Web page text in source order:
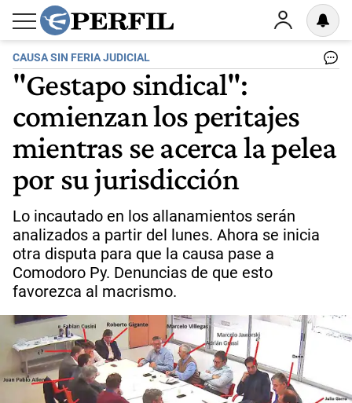
CAUSA SIN FERIA JUDICIAL
"Gestapo sindical":
comienzan los peritajes
mientras se acerca la pelea
por su jurisdicción
Lo incautado en los allanamientos serán
analizados a partir del lunes. Ahora se inicia
otra disputa para que la causa pase a
Comodoro Py. Denuncias de que esto
favorezca al macrismo.